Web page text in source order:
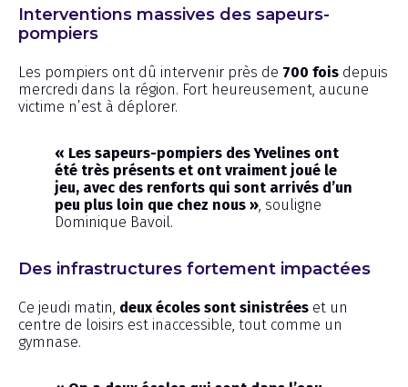
Interventions massives des sapeurs-
pompiers
Les pompiers ont dû intervenir près de 700 fois depuis
mercredi dans la région. Fort heureusement, aucune
victime n’est à déplorer.
« Les sapeurs-pompiers des Yvelines ont
été très présents et ont vraiment joué le
jeu, avec des renforts qui sont arrivés d’un
peu plus loin que chez nous » , souligne
Dominique Bavoil.
Des infrastructures fortement impactées
Ce jeudi matin, deux écoles sont sinistrées et un
centre de loisirs est inaccessible, tout comme un
gymnase.